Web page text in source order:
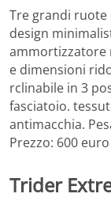
Tre grandi ruote
design
ammortizzatore
e dimensioni
rclinabile in 3
fasciatoio.
antimacchia.
Prezzo: 600 euro
Trider